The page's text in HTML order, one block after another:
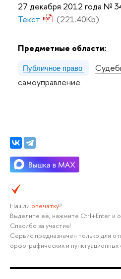
27 декабря 2012 года №
Текст
(221.40Kb)
Предметные области:
Публичное право
самоуправление
Нашли опечатку?
Выделите её, нажмите Ctrl+Enter и
Спасибо за участие!
Сервис предназначен только для
орфографических и пунктуационных